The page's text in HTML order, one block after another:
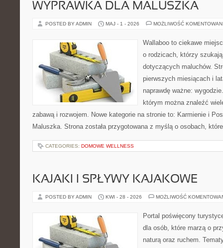
WYPRAWKA DLA MALUSZKA
POSTED BY ADMIN MAJ - 1 - 2026 MOŻLIWOŚĆ
Wallaboo to ciekawe
o rodzicach, którzy
dotyczących maluchów.
pierwszych miesiącach i
naprawdę ważne:
którym można znaleźć
zabawą i rozwojem. Nowe kategorie na stronie to: Karmienie i
Maluszka. Strona została przygotowana z myślą o osobach,
CATEGORIES: DOMOWE WELLNESS
KAJAKI I SPŁYWY KAJAKOWE
POSTED BY ADMIN KWI - 28 - 2026 MOŻLIWOŚĆ
Portal poświęcony
dla osób, które marzą o
naturą oraz ruchem.